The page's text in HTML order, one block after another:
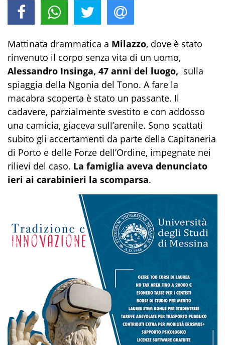
Mattinata drammatica a Milazzo, dove è stato
rinvenuto il corpo senza vita di un uomo,
Alessandro Insinga, 47 anni del luogo, sulla
spiaggia della Ngonia del Tono. A fare la
macabra scoperta è stato un passante. Il
cadavere, parzialmente svestito e con addosso
una camicia, giaceva sull’arenile. Sono scattati
subito gli accertamenti da parte della Capitaneria
di Porto e delle Forze dell’Ordine, impegnate nei
rilievi del caso. La famiglia aveva denunciato
ieri ai carabinieri la scomparsa.